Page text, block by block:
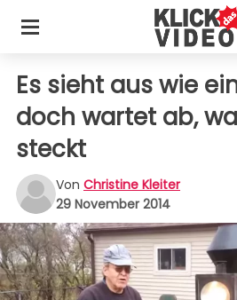
Es sieht aus wie
doch wartet ab,
steckt
Von Christine Kleiter
29 November 2014